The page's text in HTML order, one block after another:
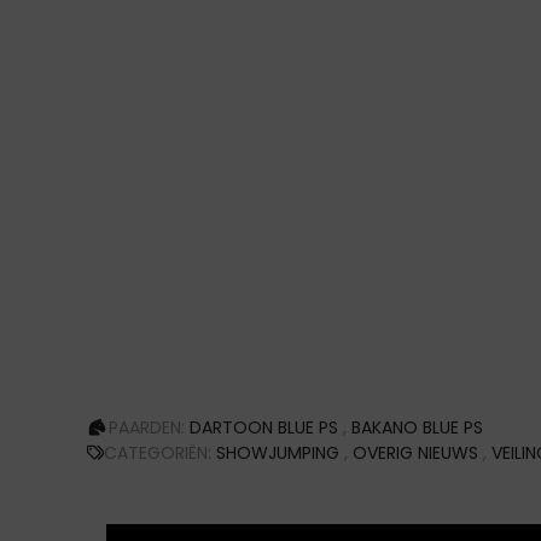
PAARDEN: DARTOON BLUE PS , BAKANO BLUE PS
CATEGORIËN: SHOWJUMPING , OVERIG NIEUWS ,